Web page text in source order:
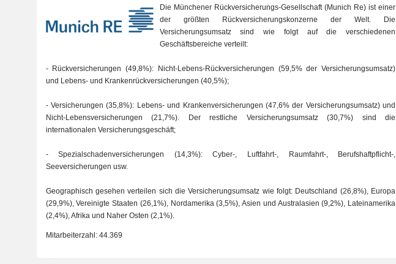
Die Münchener Rückversicherungs-Gesellschaft (Munich Re) ist einer
der größten Rückversicherungskonzerne der Welt. Die
Versicherungsumsatz sind wie folgt auf die verschiedenen
Geschäftsbereiche verteilt:
- Rückversicherungen (49,8%): Nicht-Lebens-Rückversicherungen (59,5% der Versicherungsumsatz)
und Lebens- und Krankenrückversicherungen (40,5%);
- Versicherungen (35,8%): Lebens- und Krankenversicherungen (47,6% der Versicherungsumsatz) und
Nicht-Lebensversicherungen (21,7%). Der restliche Versicherungsumsatz (30,7%) sind die
internationalen Versicherungsgeschäft;
- Spezialschadenversicherungen (14,3%): Cyber-, Luftfahrt-, Raumfahrt-, Berufshaftpflicht-,
Seeversicherungen usw.
Geographisch gesehen verteilen sich die Versicherungsumsatz wie folgt: Deutschland (26,8%), Europa
(29,9%), Vereinigte Staaten (26,1%), Nordamerika (3,5%), Asien und Australasien (9,2%), Lateinamerika
(2,4%), Afrika und Naher Osten (2,1%).
Mitarbeiterzahl: 44.369